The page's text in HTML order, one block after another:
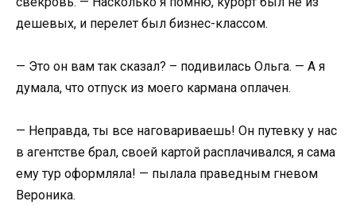
дешевых, и перелет был бизнес-классом.
— Это он вам так сказал? – подивилась Ольга. — А я
думала, что отпуск из моего кармана оплачен.
— Неправда, ты все наговариваешь! Он путевку у нас
в агентстве брал, своей картой расплачивался, я сама
ему тур оформляла! — пылала праведным гневом
Вероника.